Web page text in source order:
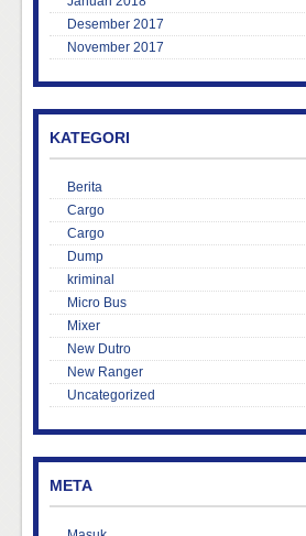
Desember 2017
November 2017
KATEGORI
Berita
Cargo
Cargo
Dump
kriminal
Micro Bus
Mixer
New Dutro
New Ranger
Uncategorized
META